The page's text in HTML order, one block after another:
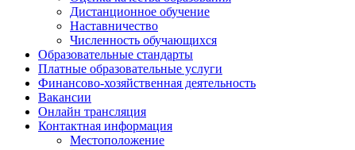
Дистанционное обучение
Наставничество
Численность обучающихся
Образовательные стандарты
Платные образовательные услуги
Финансово-хозяйственная деятельность
Вакансии
Онлайн трансляция
Контактная информация
Местоположение